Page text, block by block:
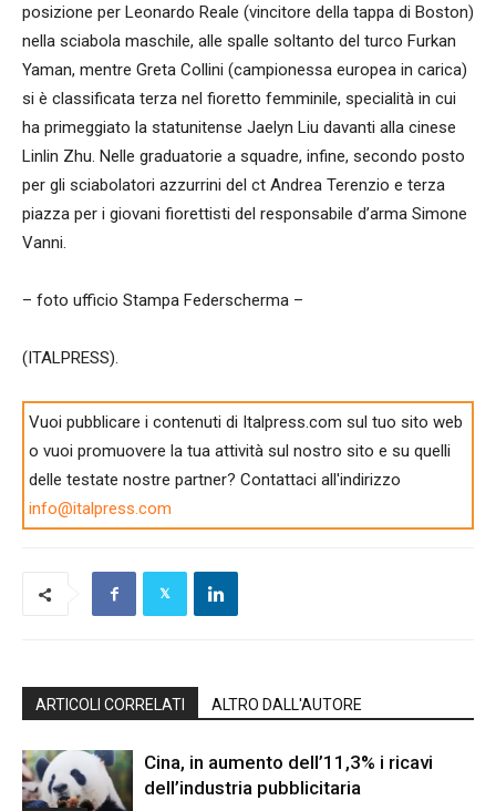
posizione per Leonardo Reale (vincitore della tappa di Boston)
nella sciabola maschile, alle spalle soltanto del turco Furkan
Yaman, mentre Greta Collini (campionessa europea in carica)
si è classificata terza nel fioretto femminile, specialità in cui
ha primeggiato la statunitense Jaelyn Liu davanti alla cinese
Linlin Zhu. Nelle graduatorie a squadre, infine, secondo posto
per gli sciabolatori azzurrini del ct Andrea Terenzio e terza
piazza per i giovani fiorettisti del responsabile d’arma Simone
Vanni.
– foto ufficio Stampa Federscherma –
(ITALPRESS).
Vuoi pubblicare i contenuti di Italpress.com sul tuo sito web
o vuoi promuovere la tua attività sul nostro sito e su quelli
delle testate nostre partner? Contattaci all'indirizzo
info@italpress.com
ARTICOLI CORRELATI ALTRO DALL'AUTORE
Cina, in aumento dell’11,3% i ricavi
dell’industria pubblicitaria